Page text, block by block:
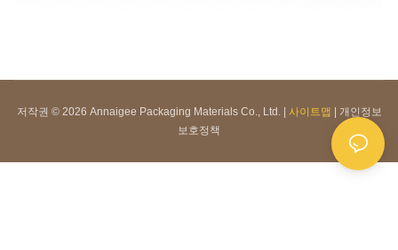
저작권 © 2026 Annaigee Packaging Materials Co., Ltd. | 사이트맵 | 개인정보
보호정책